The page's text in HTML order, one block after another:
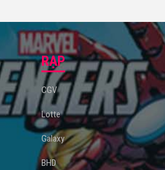
RẠP
CGV
Lotte
Galaxy
BHD